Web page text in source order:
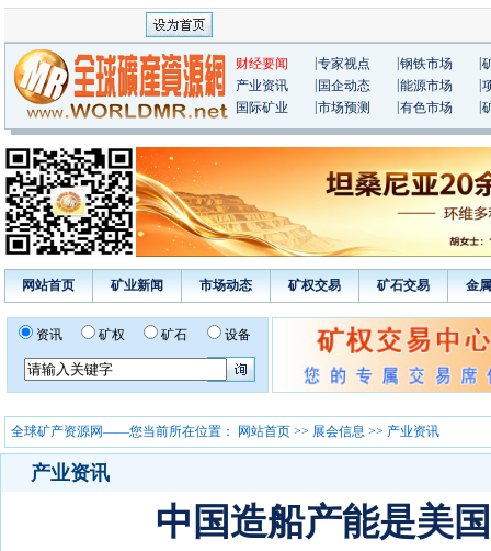
财经要闻 专家视点 钢铁市场
产业资讯
国企动态 能源市场
国际矿业
市场预测 有色市场
网站首页 矿业新闻 市场动态 矿权交易 矿石交易 金
资讯 矿权 矿石 设备
全球矿产资源网——您当前所在位置： 网站首页 >> 展会信息 >> 产业资讯
产业资讯
中国造船产能是美